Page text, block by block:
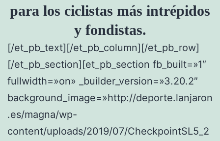
para los ciclistas más intrépidos
y fondistas.
[/et_pb_text][/et_pb_column][/et_pb_row]
[/et_pb_section][et_pb_section fb_built=»1″
fullwidth=»on» _builder_version=»3.20.2″
background_image=»http://deporte.lanjaron
.es/magna/wp-
content/uploads/2019/07/CheckpointSL5_2